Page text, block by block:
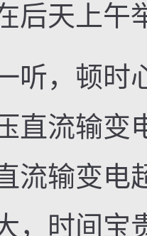
后天上午
，顿时
直流输变
流输变电
，时间宝